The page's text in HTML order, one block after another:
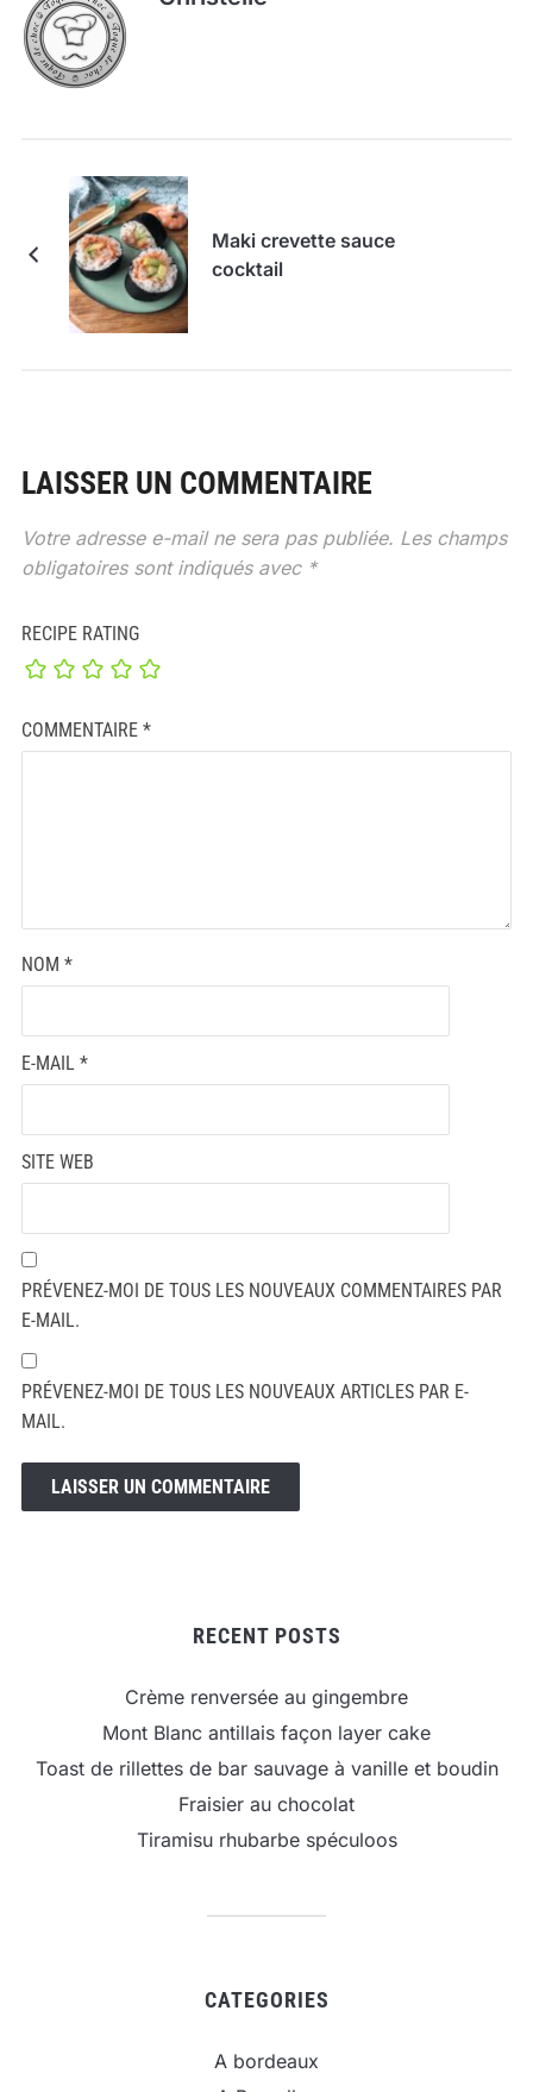
Maki crevette sauce
cocktail
LAISSER UN COMMENTAIRE
Votre adresse e-mail ne sera pas publiée. Les champs
obligatoires sont indiqués avec *
RECIPE RATING
COMMENTAIRE *
NOM *
E-MAIL *
SITE WEB
PRÉVENEZ-MOI DE TOUS LES NOUVEAUX COMMENTAIRES PAR
E-MAIL.
PRÉVENEZ-MOI DE TOUS LES NOUVEAUX ARTICLES PAR E-
MAIL.
RECENT POSTS
Crème renversée au gingembre
Mont Blanc antillais façon layer cake
Toast de rillettes de bar sauvage à vanille et boudin
Fraisier au chocolat
Tiramisu rhubarbe spéculoos
CATEGORIES
A bordeaux